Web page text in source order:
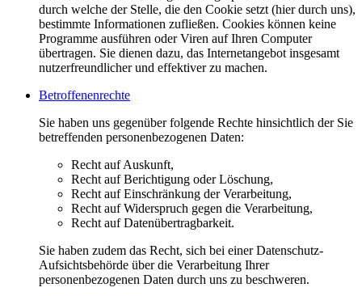
durch welche der Stelle, die den Cookie setzt (hier durch uns),
bestimmte Informationen zufließen. Cookies können keine
Programme ausführen oder Viren auf Ihren Computer
übertragen. Sie dienen dazu, das Internetangebot insgesamt
nutzerfreundlicher und effektiver zu machen.
Betroffenenrechte
Sie haben uns gegenüber folgende Rechte hinsichtlich der Sie
betreffenden personenbezogenen Daten:
Recht auf Auskunft,
Recht auf Berichtigung oder Löschung,
Recht auf Einschränkung der Verarbeitung,
Recht auf Widerspruch gegen die Verarbeitung,
Recht auf Datenübertragbarkeit.
Sie haben zudem das Recht, sich bei einer Datenschutz-
Aufsichtsbehörde über die Verarbeitung Ihrer
personenbezogenen Daten durch uns zu beschweren.